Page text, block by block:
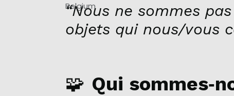
“Nous ne sommes
objets qui nous/vous
🧩 Qui
Belgium